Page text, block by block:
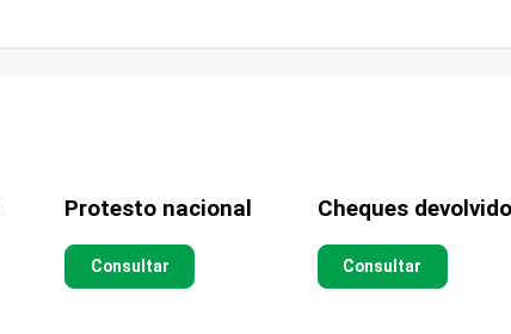
Protesto nacional
Consultar
Cheques
Consultar